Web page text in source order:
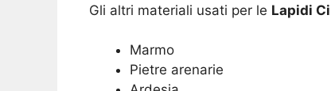
Gli altri materiali usati per le Lapidi
Marmo
Pietre arenarie